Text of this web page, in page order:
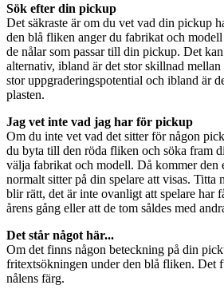
Sök efter din pickup
Det säkraste är om du vet vad din pickup
den blå fliken anger du fabrikat och
de nålar som passar till din pickup. Det
alternativ, ibland är det stor skillnad mellan
stor uppgraderingspotential och ibland är
plasten.
Jag vet inte vad jag har för pickup
Om du inte vet vad det sitter för någon
du byta till den röda fliken och söka fram
välja fabrikat och modell. Då kommer den
normalt sitter på din spelare att visas. Titta
blir rätt, det är inte ovanligt att spelare har
årens gång eller att de tom såldes med
Det står något här...
Om det finns någon beteckning på din
fritextsökningen under den blå fliken. Det
nålens färg.